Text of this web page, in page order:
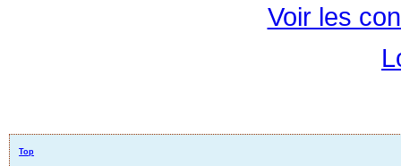
Voir les
Top